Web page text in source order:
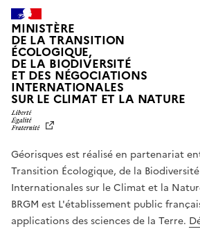
MINISTÈRE
DE LA TRANSITION
ÉCOLOGIQUE,
DE LA BIODIVERSITÉ
ET DES NÉGOCIATIONS
INTERNATIONALES
SUR LE CLIMAT ET LA NATUREL
T
É
,
É
G
A
L
Géorisques est réalisé en partenariat
Transition Écologique, de la
Internationales sur le Climat et la
BRGM est L'établissement public
applications des sciences de la Terre.